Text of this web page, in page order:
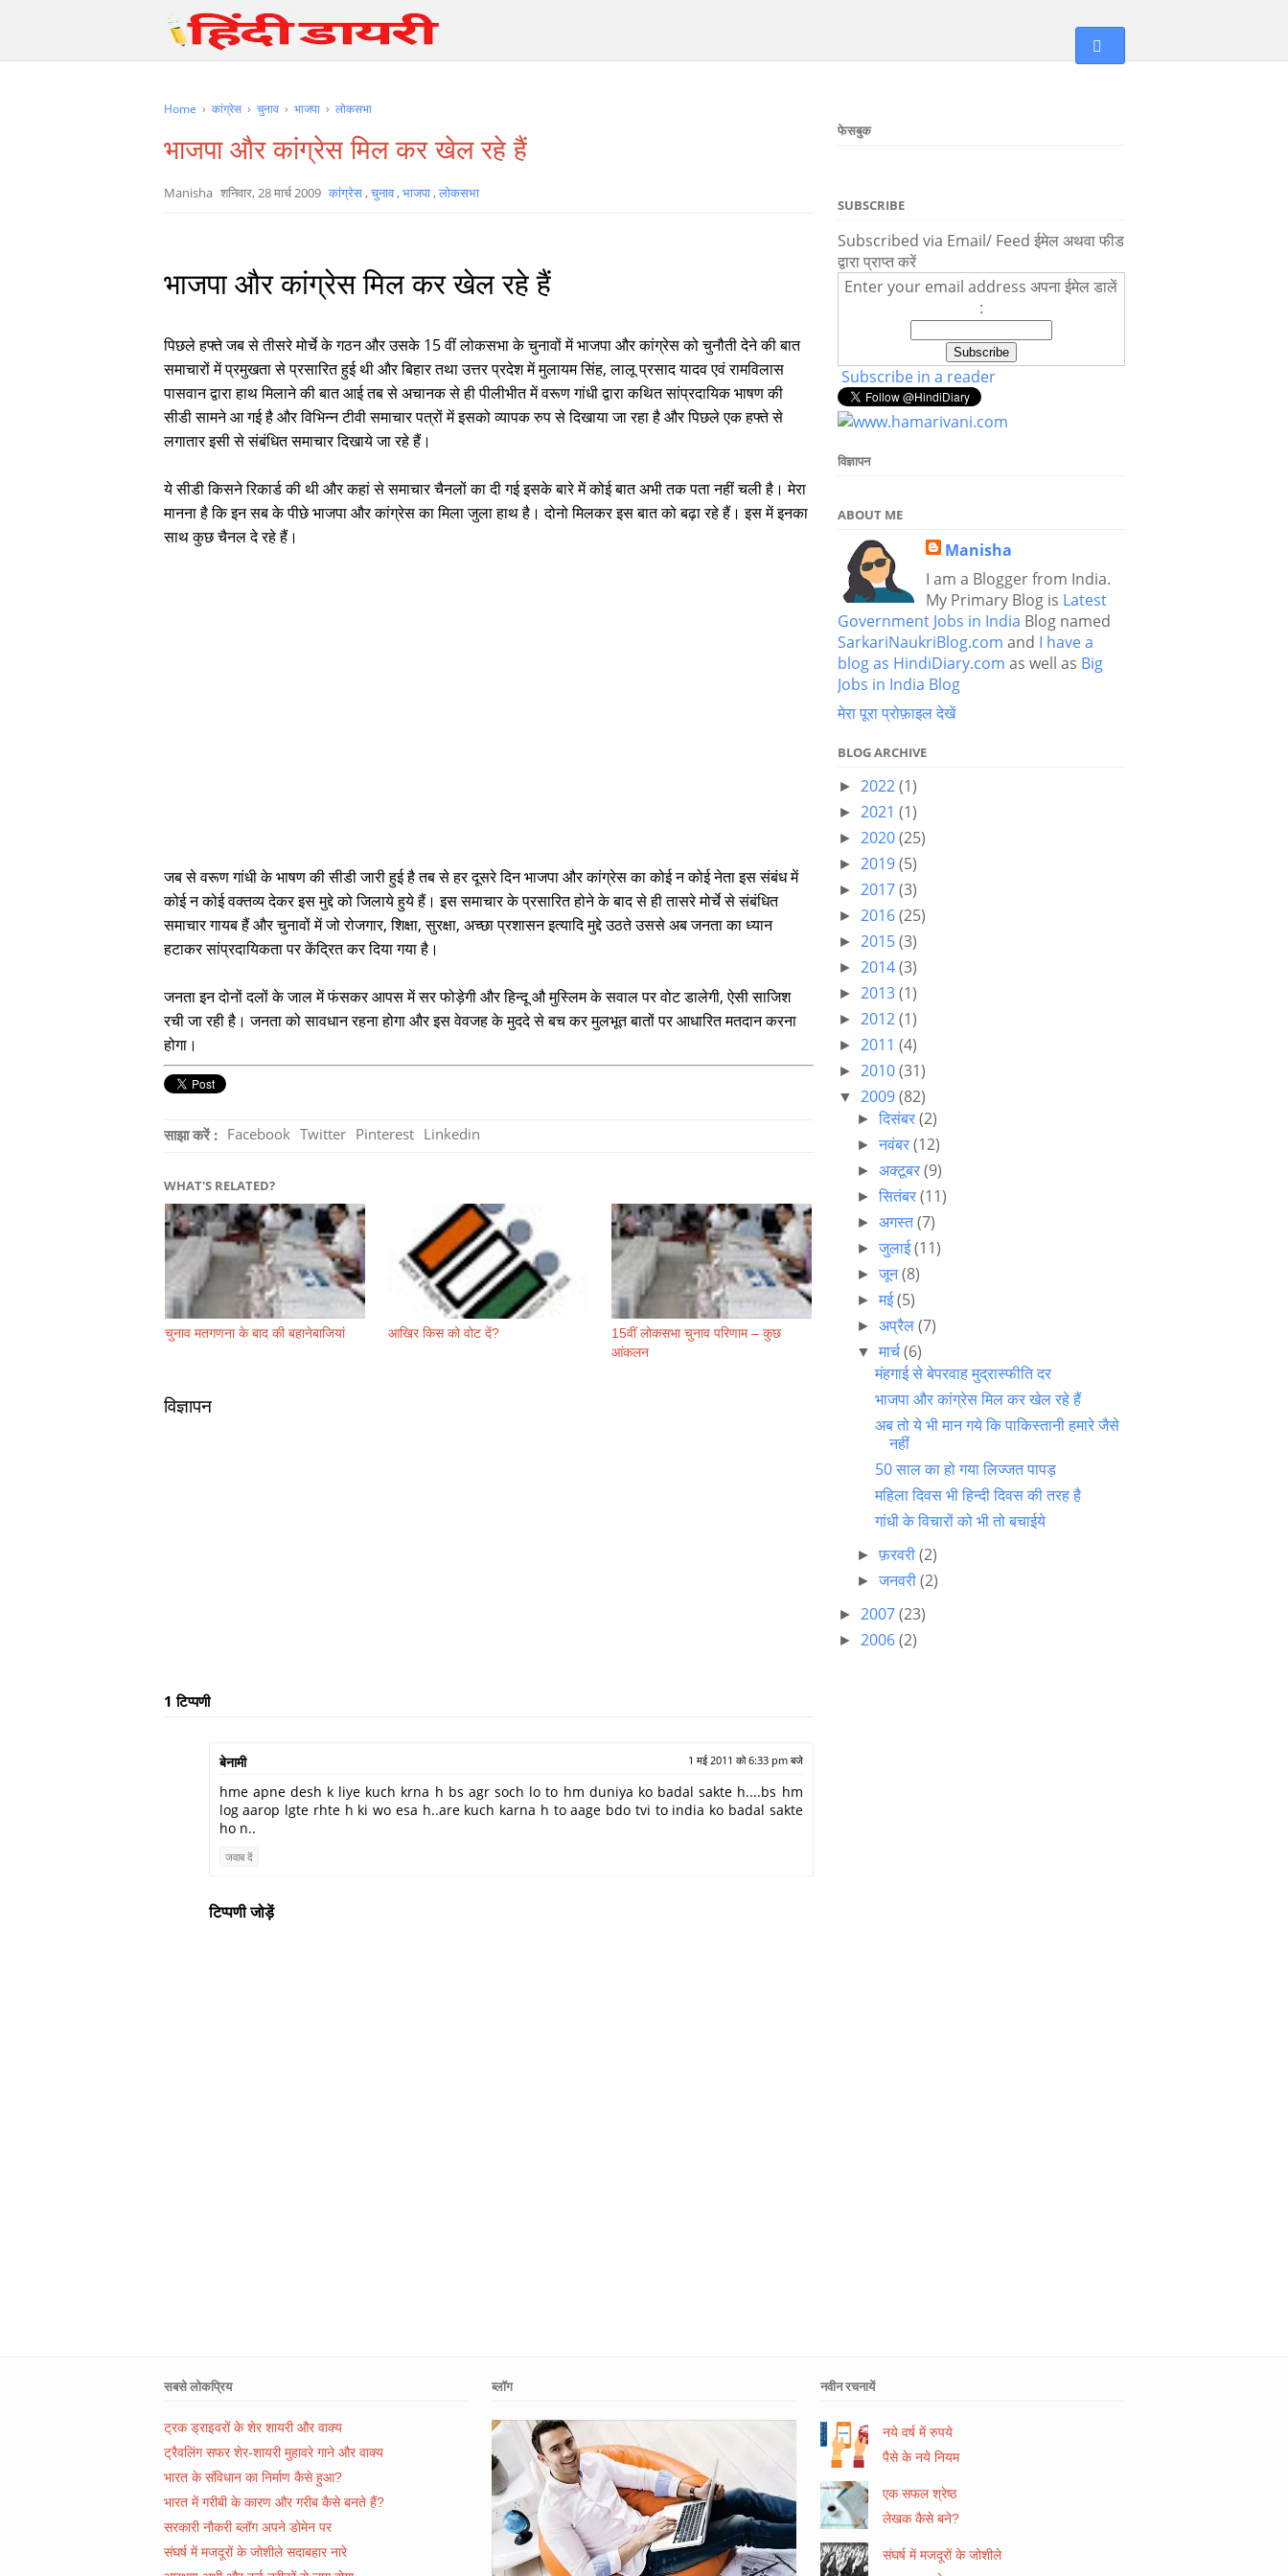
Home › कांग्रेस › चुनाव › भाजपा › लोकसभा
भाजपा और कांग्रेस मिल कर खेल रहे हैं
Manisha शनिवार, 28 मार्च 2009 कांग्रेस,चुनाव,भाजपा,लोकसभा
भाजपा और कांग्रेस मिल कर खेल रहे हैं
पिछले हफ्ते जब से तीसरे मोर्चे के गठन और उसके 15 वीं लोकसभा के चुनावों में भाजपा और कांग्रेस को चुनौती देने की बात
समाचारों में प्रमुखता से प्रसारित हुई थी और बिहार तथा उत्तर प्रदेश में मुलायम सिंह, लालू प्रसाद यादव एवं रामविलास
पासवान द्वारा हाथ मिलाने की बात आई तब से अचानक से ही पीलीभीत में वरूण गांधी द्वारा कथित सांप्रदायिक भाषण की
सीडी सामने आ गई है और विभिन्न टीवी समाचार पत्रों में इसको व्यापक रुप से दिखाया जा रहा है और पिछले एक हफ्ते से
लगातार इसी से संबंधित समाचार दिखाये जा रहे हैं।
ये सीडी किसने रिकार्ड की थी और कहां से समाचार चैनलों का दी गई इसके बारे में कोई बात अभी तक पता नहीं चली है। मेरा
मानना है कि इन सब के पीछे भाजपा और कांग्रेस का मिला जुला हाथ है। दोनो मिलकर इस बात को बढ़ा रहे हैं। इस में इनका
साथ कुछ चैनल दे रहे हैं।
जब से वरूण गांधी के भाषण की सीडी जारी हुई है तब से हर दूसरे दिन भाजपा और कांग्रेस का कोई न कोई नेता इस संबंध में
कोई न कोई वक्तव्य देकर इस मुद्दे को जिलाये हुये हैं। इस समाचार के प्रसारित होने के बाद से ही तासरे मोर्चे से संबंधित
समाचार गायब हैं और चुनावों में जो रोजगार, शिक्षा, सुरक्षा, अच्छा प्रशासन इत्यादि मुद्दे उठते उससे अब जनता का ध्यान
हटाकर सांप्रदायिकता पर केंद्रित कर दिया गया है।
जनता इन दोनों दलों के जाल में फंसकर आपस में सर फोड़ेगी और हिन्दू औ मुस्लिम के सवाल पर वोट डालेगी, ऐसी साजिश
रची जा रही है। जनता को सावधान रहना होगा और इस वेवजह के मुददे से बच कर मुलभूत बातों पर आधारित मतदान करना
होगा।
साझा करें : Facebook Twitter Pinterest Linkedin
WHAT'S RELATED?
चुनाव मतगणना के बाद की बहानेबाजियां आखिर किस को वोट दें?
15वीं लोकसभा चुनाव परिणाम – कुछ
आंकलन
विज्ञापन
1 टिप्पणी
बेनामी 1 मई 2011 को 6:33 pm बजे
hme apne desh k liye kuch krna h bs agr soch lo to hm duniya ko badal sakte h....bs hm
log aarop lgte rhte h ki wo esa h..are kuch karna h to aage bdo tvi to india ko badal sakte
ho n..
जवाब दें
टिप्पणी जोड़ें
फेसबुक
SUBSCRIBE
Subscribed via Email/ Feed ईमेल अथवा फीड
द्वारा प्राप्त करें
Enter your email address अपना ईमेल डालें
:
Subscribe in a reader
विज्ञापन
ABOUT ME
Manisha
I am a Blogger from India.
My Primary Blog is Latest
Government Jobs in India Blog named
SarkariNaukriBlog.com and I have a
blog as HindiDiary.com as well as Big
Jobs in India Blog
मेरा पूरा प्रोफ़ाइल देखें
BLOG ARCHIVE
► 2022(1)
► 2021 (1)
► 2020(25)
► 2019(5)
► 2017(3)
► 2016(25)
► 2015(3)
► 2014(3)
► 2013(1)
► 2012(1)
► 2011 (4)
► 2010(31)
▼ 2009(82)
►दिसंबर(2)
►नवंबर(12)
► अक्टूबर(9)
►सितंबर(11)
► अगस्त(7)
►जुलाई(11)
►जून(8)
►मई(5)
► अप्रैल(7)
▼मार्च(6)
मंहगाई से बेपरवाह मुद्रास्फीति दर
भाजपा और कांग्रेस मिल कर खेल रहे हैं
अब तो ये भी मान गये कि पाकिस्तानी हमारे जैसे
नहीं
50 साल का हो गया लिज्जत पापड़
महिला दिवस भी हिन्दी दिवस की तरह है
गांधी के विचारों को भी तो बचाईये
►फ़रवरी(2)
►जनवरी(2)
► 2007(23)
► 2006(2)
सबसे लोकप्रिय
ट्रक ड्राइवरों के शेर शायरी और वाक्य
ट्रैवलिंग सफर शेर-शायरी मुहावरे गाने और वाक्य
भारत के संविधान का निर्माण कैसे हुआ?
भारत में गरीबी के कारण और गरीब कैसे बनते हैं?
सरकारी नौकरी ब्लॉग अपने डोमेन पर
संघर्ष में मजदूरों के जोशीले सदाबहार नारे
ब्लॉग नवीन रचनायें
नये वर्ष में रुपये
पैसे के नये नियम
एक सफल श्रेष्ठ
लेखक कैसे बने?
संघर्ष में मजदूरों के जोशीले